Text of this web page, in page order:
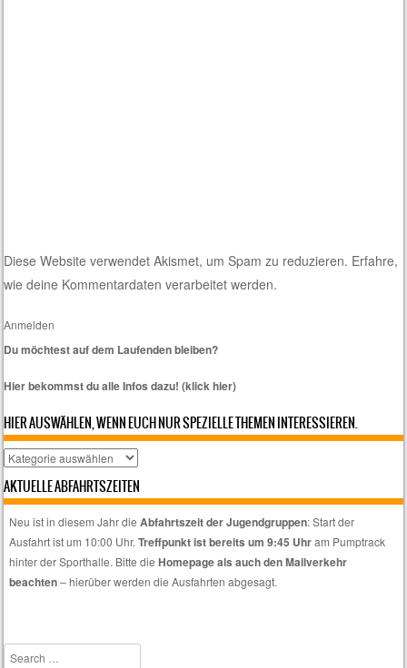
Diese Website verwendet Akismet, um Spam zu reduzieren. Erfahre,
wie deine Kommentardaten verarbeitet werden.
Anmelden
Du möchtest auf dem Laufenden bleiben?
Hier bekommst du alle Infos dazu! (klick hier)
HIER AUSWÄHLEN, WENN EUCH NUR SPEZIELLE THEMEN INTERESSIEREN.
Hier
wenn
Themen
interessieren.
AKTUELLE ABFAHRTSZEITEN
Neu ist in diesem Jahr dieAbfahrtszeit der Jugendgruppen: Start der
Ausfahrt ist um 10:00 Uhr.Treffpunkt ist bereits um 9:45 Uhram Pumptrack
hinter der Sporthalle. Bitte dieHomepage als auch den Mailverkehr
beachten– hierüber werden die Ausfahrten abgesagt.
Search